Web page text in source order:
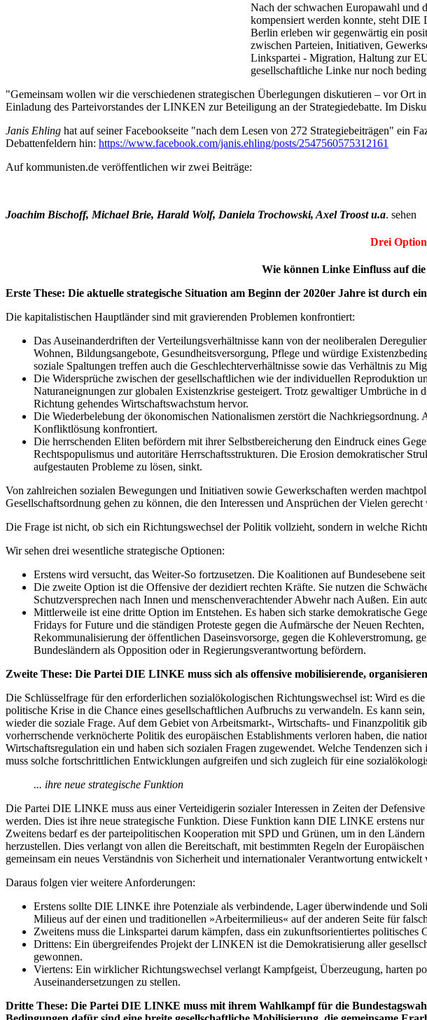
Nach der schwachen Europawahl und
kompensiert werden konnte, steht DIE
Berlin erleben wir gegenwärtig ein
zwischen Parteien, Initiativen,
Linkspartei - Migration, Haltung zur
gesellschaftliche Linke nur noch
"Gemeinsam wollen wir die verschiedenen strategischen Überlegungen diskutieren – vor Ort
Einladung des Parteivorstandes der LINKEN zur Beteiligung an der Strategiedebatte. Im
Janis Ehling hat auf seiner Facebookseite "nach dem Lesen von 272 Strategiebeiträgen" ein
Debattenfeldern hin: https://www.facebook.com/janis.ehling/posts/2547560575312161
Auf kommunisten.de veröffentlichen wir zwei Beiträge:
Joachim Bischoff, Michael Brie, Harald Wolf, Daniela Trochowski, Axel Troost u.a. sehen
Drei
Wie können Linke Einfluss auf
Erste These: Die aktuelle strategische Situation am Beginn der 2020er Jahre ist durch
Die kapitalistischen Hauptländer sind mit gravierenden Problemen konfrontiert:
Das Auseinanderdriften der Verteilungsverhältnisse kann von der neoliberalen
Wohnen, Bildungsangebote, Gesundheitsversorgung, Pflege und würdige
soziale Spaltungen treffen auch die Geschlechterverhältnisse sowie das Verhältnis zu
Die Widersprüche zwischen der gesellschaftlichen wie der individuellen Reproduktion
Naturaneignungen zur globalen Existenzkrise gesteigert. Trotz gewaltiger Umbrüche
Richtung gehendes Wirtschaftswachstum hervor.
Die Wiederbelebung der ökonomischen Nationalismen zerstört die
Konfliktlösung konfrontiert.
Die herrschenden Eliten befördern mit ihrer Selbstbereicherung den Eindruck eines
Rechtspopulismus und autoritäre Herrschaftsstrukturen. Die Erosion demokratischer
aufgestauten Probleme zu lösen, sinkt.
Von zahlreichen sozialen Bewegungen und Initiativen sowie Gewerkschaften werden
Gesellschaftsordnung gehen zu können, die den Interessen und Ansprüchen der Vielen gerecht
Die Frage ist nicht, ob sich ein Richtungswechsel der Politik vollzieht, sondern in welche
Wir sehen drei wesentliche strategische Optionen:
Erstens wird versucht, das Weiter-So fortzusetzen. Die Koalitionen auf Bundesebene
Die zweite Option ist die Offensive der dezidiert rechten Kräfte. Sie nutzen die
Schutzversprechen nach Innen und menschenverachtender Abwehr nach Außen. Ein
Mittlerweile ist eine dritte Option im Entstehen. Es haben sich starke demokratische
Fridays for Future und die ständigen Proteste gegen die Aufmärsche der Neuen
Rekommunalisierung der öffentlichen Daseinsvorsorge, gegen die Kohleverstromung,
Bundesländern als Opposition oder in Regierungsverantwortung befördern.
Zweite These: Die Partei DIE LINKE muss sich als offensive mobilisierende,
Die Schlüsselfrage für den erforderlichen sozialökologischen Richtungswechsel ist: Wird es
politische Krise in die Chance eines gesellschaftlichen Aufbruchs zu verwandeln. Es kann
wieder die soziale Frage. Auf dem Gebiet von Arbeitsmarkt-, Wirtschafts- und Finanzpolitik
vorherrschende verknöcherte Politik des europäischen Establishments verloren haben, die
Wirtschaftsregulation ein und haben sich sozialen Fragen zugewendet. Welche Tendenzen
muss solche fortschrittlichen Entwicklungen aufgreifen und sich zugleich für eine
... ihre neue strategische Funktion
Die Partei DIE LINKE muss aus einer Verteidigerin sozialer Interessen in Zeiten der
werden. Dies ist ihre neue strategische Funktion. Diese Funktion kann DIE LINKE erstens
Zweitens bedarf es der parteipolitischen Kooperation mit SPD und Grünen, um in den
herzustellen. Dies verlangt von allen die Bereitschaft, mit bestimmten Regeln der
gemeinsam ein neues Verständnis von Sicherheit und internationaler Verantwortung entwickelt
Daraus folgen vier weitere Anforderungen:
Erstens sollte DIE LINKE ihre Potenziale als verbindende, Lager überwindende und
Milieus auf der einen und traditionellen »Arbeitermilieus« auf der anderen Seite für
Zweitens muss die Linkspartei darum kämpfen, dass ein zukunftsorientiertes politisches
Drittens: Ein übergreifendes Projekt der LINKEN ist die Demokratisierung aller
gewonnen.
Viertens: Ein wirklicher Richtungswechsel verlangt Kampfgeist, Überzeugung, harten
Auseinandersetzungen zu stellen.
Dritte These: Die Partei DIE LINKE muss mit ihrem Wahlkampf für die